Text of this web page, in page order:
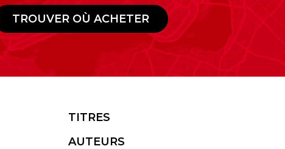
TROUVER OÙ ACHETER
TITRES
AUTEURS